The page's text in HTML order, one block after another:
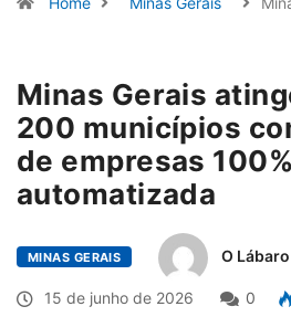
Minas Gerais
200 municípios
de empresas 100%
automatizada
MINAS GERAIS O Lábaro
15 de junho de 2026 0